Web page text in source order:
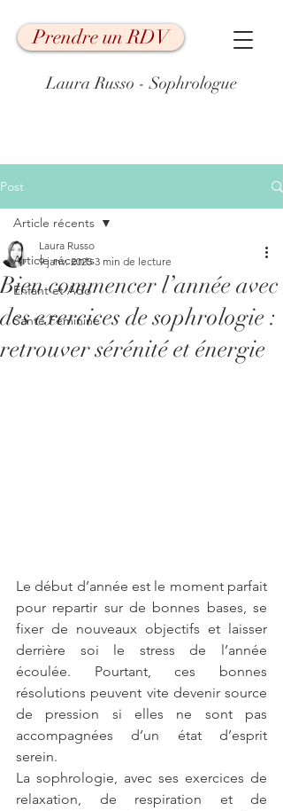
Laura Russo - Sophrologue
Prendre un RDV
Post
Article récents
Enfant et Ado
Santé Féminine
Article récents
Bien commencer l’année avec
des exercices de sophrologie :
retrouver sérénité et énergie
Laura Russo
9 janv. 2025 3 min de lecture
Le début d’année est le moment parfait
pour repartir sur de bonnes bases, se
fixer de nouveaux objectifs et laisser
derrière soi le stress de l’année
écoulée. Pourtant, ces bonnes
résolutions peuvent vite devenir source
de pression si elles ne sont pas
accompagnées d’un état d’esprit
serein.
La sophrologie, avec ses exercices de
relaxation, de respiration et de